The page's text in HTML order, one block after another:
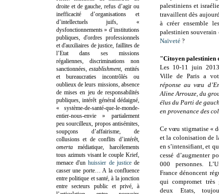
palestiniens et
travaillent dès
à créer ensemble
palestinien
Naïveté ?
"Citoyen palestinien
Les 10-11 juin
Ville de Paris a
réponse au vœu
Aline Arrouze, du
élus du Parti de
en provenance des
Ce vœu stigmatise «
et la colonisation de
en s’intensifiant, et
cessé d’augmenter
000 personnes.
France dénoncent
qui compromet très
deux Etats,
droite et de gauche, refus d’agir ou
inefficacité d’organisations et
d’intellectuels juifs, «
dysfonctionnements » d’institutions
publiques, d'ordres professionnels
et d'auxiliaires de justice, faillites de
l’Etat dans ses missions
régaliennes, discriminations non
sanctionnées,establishment, entités
et bureaucraties incontrôlés ou
oublieux de leurs missions, absence
de mises en jeu de responsabilités
publiques, intérêt général dédaigné,
« système-de-santé-que-le-monde-
entier-nous-envie » partialement
peu sourcilleux, propos antisémites,
soupçons d’affairisme, de
collusions et de conflits d’intérêt,
omertamédiatique, harcèlements
tous azimuts visant le couple Krief,
menace d'unhuissier de justicede
casser une porte… A la confluence
entre politique et santé, à la jonction
entre secteurs public et privé, à